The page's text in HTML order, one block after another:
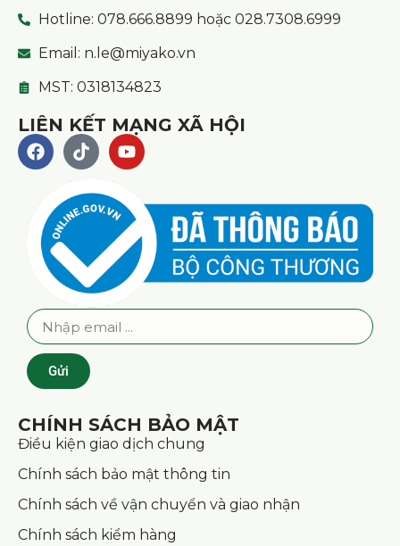
Hotline: 078.666.8899 hoặc 028.7308.6999
Email: n.le@miyako.vn
MST: 0318134823
LIÊN KẾT MẠNG XÃ HỘI
Gửi
CHÍNH SÁCH BẢO MẬT
Điều kiện giao dịch chung
Chính sách bảo mật thông tin
Chính sách về vận chuyển và giao nhận
Chính sách kiểm hàng